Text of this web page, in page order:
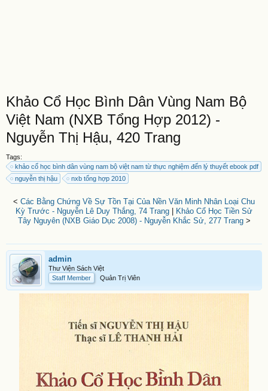
Khảo Cổ Học Bình Dân Vùng Nam Bộ
Việt Nam (NXB Tổng Hợp 2012) -
Nguyễn Thị Hậu, 420 Trang
Tags:
khảo cổ học bình dân vùng nam bộ việt nam từ thực nghiệm đến lý thuyết ebook pdf
nguyễn thị hậu
nxb tổng hợp 2010
< Các Bằng Chứng Về Sự Tồn Tại Của Nền Văn Minh Nhân Loại Chu
Kỳ Trước - Nguyễn Lê Duy Thắng, 74 Trang
Khảo Cổ Học Tiền Sử
Tây Nguyên (NXB Giáo Dục 2008) - Nguyễn Khắc Sử, 277 Trang>
admin
Thư Viện Sách Việt
Staff Member
Quản Trị Viên